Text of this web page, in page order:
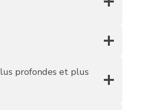
profondes et plus